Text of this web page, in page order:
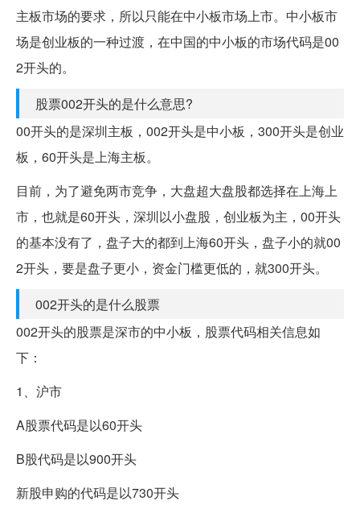
主板市场的要求，所以只能在中小板市场上市。中小板市
场是创业板的一种过渡，在中国的中小板的市场代码是00
2开头的。
股票002开头的是什么意思?
00开头的是深圳主板，002开头是中小板，300开头是创业
板，60开头是上海主板。
目前，为了避免两市竞争，大盘超大盘股都选择在上海上
市，也就是60开头，深圳以小盘股，创业板为主，00开头
的基本没有了，盘子大的都到上海60开头，盘子小的就00
2开头，要是盘子更小，资金门槛更低的，就300开头。
002开头的是什么股票
002开头的股票是深市的中小板，股票代码相关信息如
下：
1、沪市
A股票代码是以60开头
B股代码是以900开头
新股申购的代码是以730开头